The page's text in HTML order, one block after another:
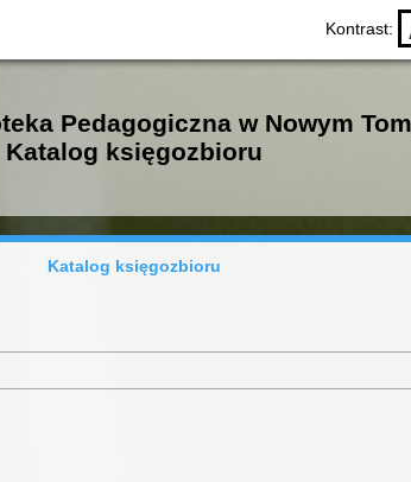
Kontrast:
Pedagogiczna w Nowym
Katalog księgozbioru
Katalog księgozbioru